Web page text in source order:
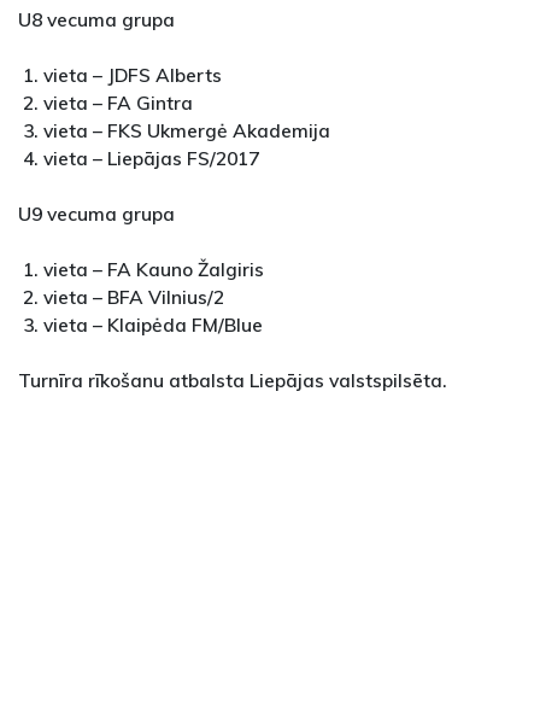
U8 vecuma grupa
1. vieta – JDFS Alberts
2. vieta – FA Gintra
3. vieta – FKS Ukmergė Akademija
4. vieta – Liepājas FS/2017
U9 vecuma grupa
1. vieta – FA Kauno Žalgiris
2. vieta – BFA Vilnius/2
3. vieta – Klaipėda FM/Blue
Turnīra rīkošanu atbalsta Liepājas valstspilsēta.